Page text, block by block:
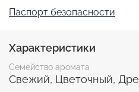
Паспорт безопасности
Характеристики
Семейство аромата
Свежий, Цветочный,